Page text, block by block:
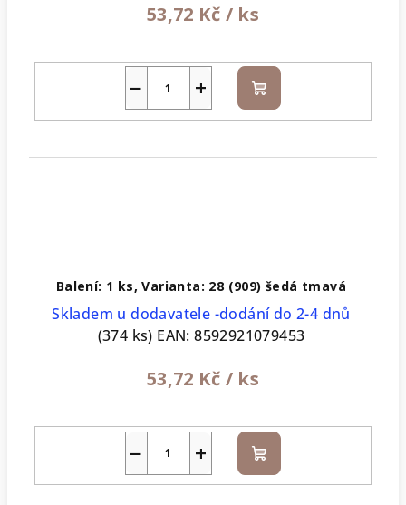
53,72 Kč / ks
+
− Do
košíku
Balení: 1 ks, Varianta: 28 (909) šedá tmavá
Skladem u dodavatele -dodání do 2-4 dnů
(374 ks) EAN: 8592921079453
53,72 Kč / ks
+
− Do
košíku